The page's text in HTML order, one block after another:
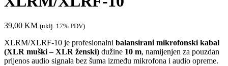
39,00 KM (uklj. 17% PDV)
XLRM/XLRF-10 je profesionalni balansirani mikrofonski kabal
(XLR muški – XLR ženski) dužine 10 m, namijenjen za pouzdan
prijenos audio signala bez šuma između mikrofona i audio opreme.